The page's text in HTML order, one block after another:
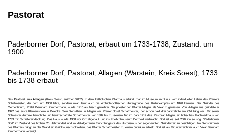
Pastorat
Paderborner Dorf, Pastorat, erbaut um 1733-1738, Zustand: um
1900
Paderborner Dorf, Pastorat, Allagen (Warstein, Kreis Soest), 1733
bis 1738 erbaut
DasPastorat aus Allagen (Kreis Soest, eröffnet 2002). In dem katholischen Pfarrhaus erfährt man im Museum nicht nur vom individuellen Leben des Pfarrers
Schafmeister, der dort um 1900 lebte, sondern man lernt auch die kirchlich-politischen Hintergründe des Kulturkampfes um 1870 kennen. Der Gründer des
Clementinum, Prälat Bernhard Zimmermann, wurde 1916 als frisch geweihter Neupriester der Pfarrei Allagen als Vikar zugewiesen. Von Allagen aus gründete er
1922 das erste Klemensheim in Belecke. Sein Dienstherr in Allagen war Pfarrer Josef Schafmeister, der schon bald drei Jahrzehnte am Ort tätig war. Mit seiner
Schwester Antonie bewohnte und bewirtschaftete Schafmeister von 1887 bis zu seinem Tod im Jahr 1919 das Pastorat Allagen, ein hübsches Fachwerkhaus von
1733 mit Schiefereindeckung. Das Haus wurde 1968 vor Ort abgebaut und ins Freilichtmuseum Detmold verbracht. Dort ist es seit 2002 im so sog. "Paderborner
Dorf" im Zustand des frühen 20. Jahrhundert und im detailgetreuen Einrichtungsstil des Historismus der sogenannten Gründerzeit zu besichtigen. Im Dienstzimmer
des Pfarrers hängt an der Wand ein Glückwunschschreiben, das Pfarrer Schafmeister zu einem Jubiläum erhielt. Dort ist als Mitunterzeichner auch Vikar Bernhard
Zimmermann verewigt.